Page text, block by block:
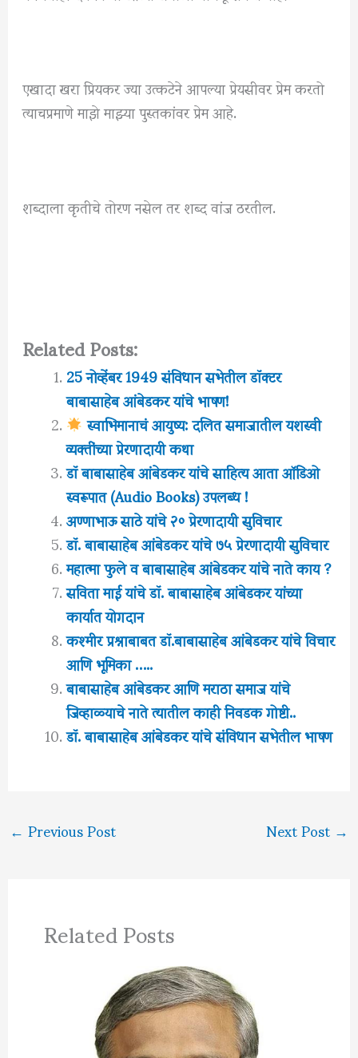
एखादा खरा प्रियकर ज्या उत्कटेने आपल्या प्रेयसीवर प्रेम करतो
त्याचप्रमाणे माझे माझ्या पुस्तकांवर प्रेम आहे.
शब्दाला कृतीचे तोरण नसेल तर शब्द वांज ठरतील.
Related Posts:
25 नोव्हेंबर 1949 संविधान सभेतील डॉक्टर
बाबासाहेब आंबेडकर यांचे भाषण!
स्वाभिमानाचं आयुष्य: दलित समाजातील यशस्वी
व्यक्तींच्या प्रेरणादायी कथा
डॉ बाबासाहेब आंबेडकर यांचे साहित्य आता ऑडिओ
स्वरूपात (Audio Books) उपलब्ध !
अण्णाभाऊ साठे यांचे २० प्रेरणादायी सुविचार
डॉ. बाबासाहेब आंबेडकर यांचे ७५ प्रेरणादायी सुविचार
महात्मा फुले व बाबासाहेब आंबेडकर यांचे नाते काय ?
सविता माई यांचे डॉ. बाबासाहेब आंबेडकर यांच्या
कार्यात योगदान
कश्मीर प्रश्नाबाबत डॉ.बाबासाहेब आंबेडकर यांचे विचार
आणि भूमिका …..
बाबासाहेब आंबेडकर आणि मराठा समाज यांचे
जिव्हाळ्याचे नाते त्यातील काही निवडक गोष्टी..
डॉ. बाबासाहेब आंबेडकर यांचे संविधान सभेतील भाषण
←Previous Post Next Post→
Related Posts